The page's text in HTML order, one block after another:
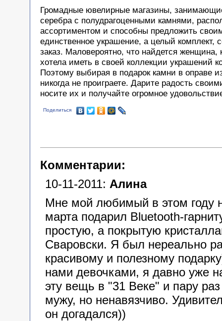
Громадные ювелирные магазины,
серебра с полудрагоценными камнями,
ассортиментом и способны предложить
единственное украшение, а целый комплект,
заказ. Маловероятно, что найдется женщина,
хотела иметь в своей коллекции украшений
Поэтому выбирая в подарок камни в оправе
никогда не проиграете. Дарите радость
носите их и получайте огромное
Поделиться
Комментарии:
10-11-2011: Алина
Мне мой любимый в этом году
марта подарил Bluetooth-
простую, а покрытую
Сваровски. Я был нереально
красивому и полезному
нами девочками, я давно уже
эту вещь в "31 Веке" и пару
мужу, но ненавязчиво.
он догадался))